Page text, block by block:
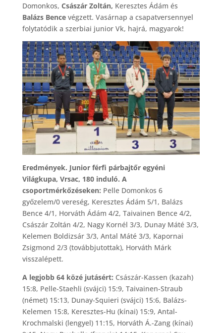
Domonkos, Császár Zoltán, Keresztes Ádám és
Balázs Bencevégzett. Vasárnap a csapatversennyel
folytatódik a szerbiai junior Vk, hajrá, magyarok!
Eredmények. Junior férfi párbajtőr egyéni
Világkupa, Vrsac, 180 induló. A
csoportmérkőzéseken: Pelle Domonkos 6
győzelem/0 vereség, Keresztes Ádám 5/1, Balázs
Bence 4/1, Horváth Ádám 4/2, Taivainen Bence 4/2,
Császár Zoltán 4/2, Nagy Kornél 3/3, Dunay Máté 3/3,
Kelemen Boldizsár 3/3, Antal Máté 3/3, Kapornai
Zsigmond 2/3 (továbbjutottak), Horváth Márk
visszalépett.
A legjobb 64 közé jutásért: Császár-Kassen (kazah)
15:8, Pelle-Staehli (svájci) 15:9, Taivainen-Straub
(német) 15:13, Dunay-Squieri (svájci) 15:6, Balázs-
Kelemen 15:8, Keresztes-Hu (kínai) 15:9, Antal-
Krochmalski (lengyel) 11:15, Horváth Á.-Zang (kínai)